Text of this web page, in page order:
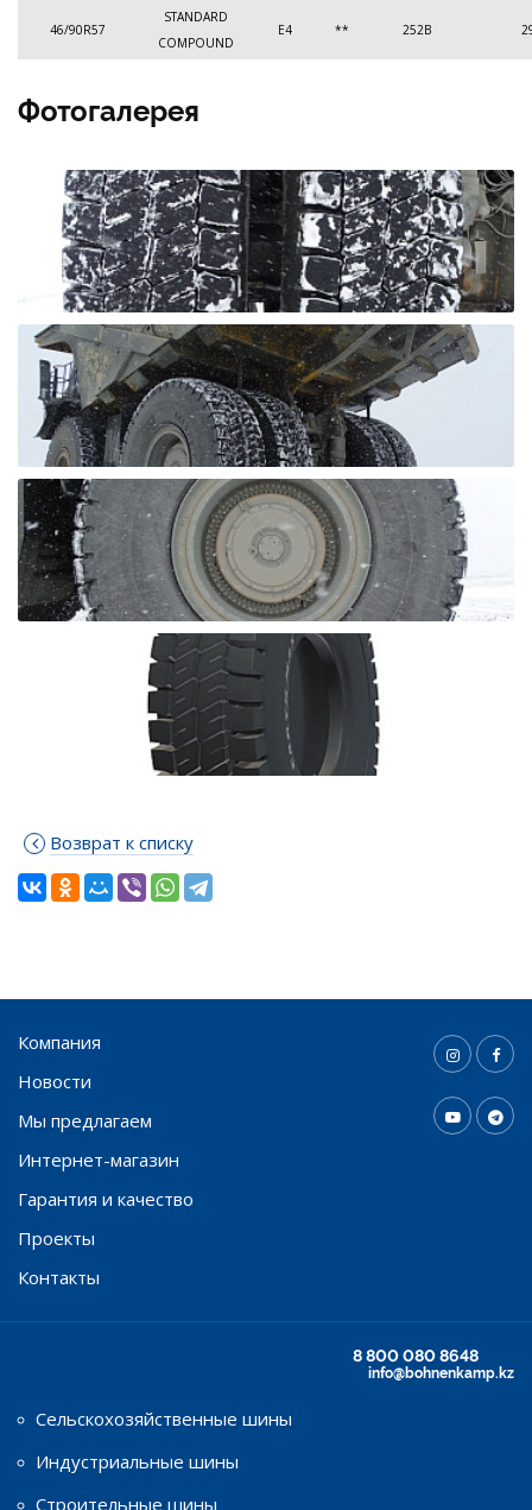
46/90R57
STANDARD
COMPOUND
E4 ** 252B
Фотогалерея
Возврат к списку
Компания
Новости
Мы предлагаем
Интернет-магазин
Гарантия и качество
Проекты
Контакты
8 800 080 8648
info@bohnenkamp.kz
Сельскохозяйственные шины
Индустриальные шины
Строительные шины